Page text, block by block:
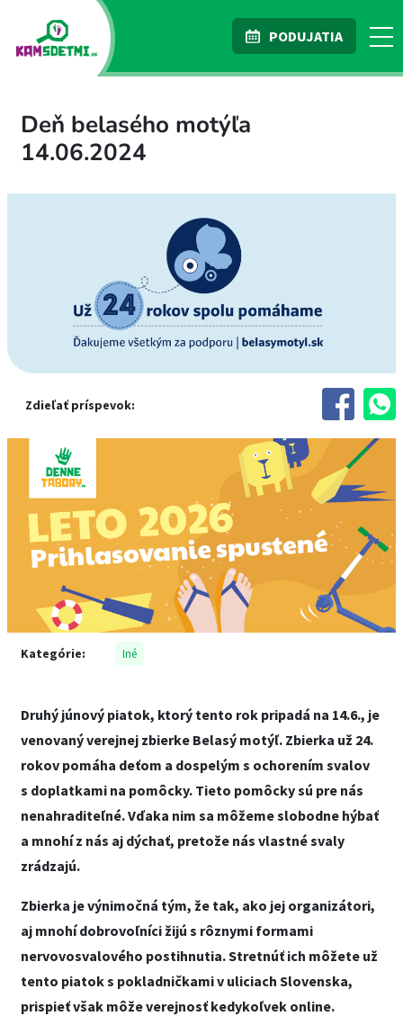
PODUJATIA
Deň belasého motýľa
14.06.2024
Zdieľať príspevok:
Kategórie: Iné
Druhý júnový piatok, ktorý tento rok pripadá na 14.6., je
venovaný verejnej zbierke Belasý motýľ. Zbierka už 24.
rokov pomáha deťom a dospelým s ochorením svalov
s doplatkami na pomôcky. Tieto pomôcky sú pre nás
nenahraditeľné. Vďaka nim sa môžeme slobodne hýbať
a mnohí z nás aj dýchať, pretože nás vlastné svaly
zrádzajú.
Zbierka je výnimočná tým, že tak, ako jej organizátori,
aj mnohí dobrovoľníci žijú s rôznymi formami
nervovosvalového postihnutia. Stretnúť ich môžete už
tento piatok s pokladničkami v uliciach Slovenska,
prispieť však môže verejnosť kedykoľvek online.